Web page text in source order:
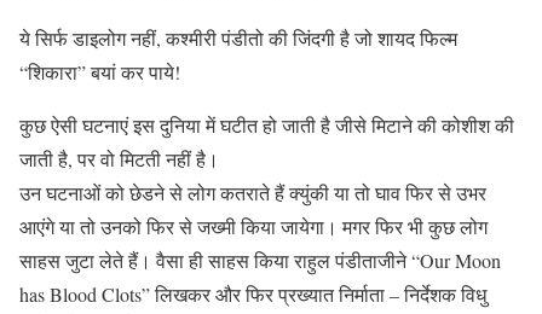
ये सिर्फ डाइलोग नहीं, कश्मीरी पंडीतो की जिंदगी है जो शायद फिल्म
“शिकारा” बयां कर पाये!
कुछ ऐसी घटनाएं इस दुनिया में घटीत हो जाती है जीसे मिटाने की कोशीश की
जाती है, पर वो मिटती नहीं है।
उन घटनाओं को छेडने से लोग कतराते हैं क्युंकी या तो घाव फिर से उभर
आएंगे या तो उनको फिर से जख्मी किया जायेगा। मगर फिर भी कुछ लोग
साहस जुटा लेते हैं। वैसा ही साहस किया राहुल पंडीताजीने “Our Moon
has Blood Clots” लिखकर और फिर प्रख्यात निर्माता – निर्देशक विधु